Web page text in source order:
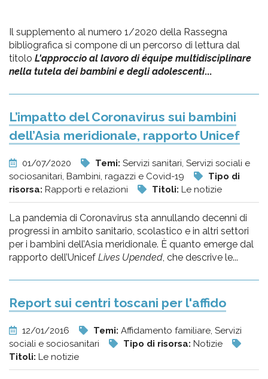
Il supplemento al numero 1/2020 della Rassegna
bibliografica si compone di un percorso di lettura dal
titolo L'approccio al lavoro di équipe multidisciplinare
nella tutela dei bambini e degli adolescenti...
L’impatto del Coronavirus sui bambini
dell’Asia meridionale, rapporto Unicef
01/07/2020 Temi: Servizi sanitari, Servizi sociali e
sociosanitari, Bambini, ragazzi e Covid-19
Tipo di
risorsa: Rapporti e relazioni Titoli: Le notizie
La pandemia di Coronavirus sta annullando decenni di
progressi in ambito sanitario, scolastico e in altri settori
per i bambini dell’Asia meridionale. È quanto emerge dal
rapporto dell’Unicef Lives Upended, che descrive le...
Report sui centri toscani per l'affido
12/01/2016 Temi: Affidamento familiare, Servizi
sociali e sociosanitari
Tipo di risorsa: Notizie
Titoli: Le notizie